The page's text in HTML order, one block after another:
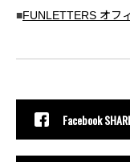
■FUNLETTERS オフ
Facebook